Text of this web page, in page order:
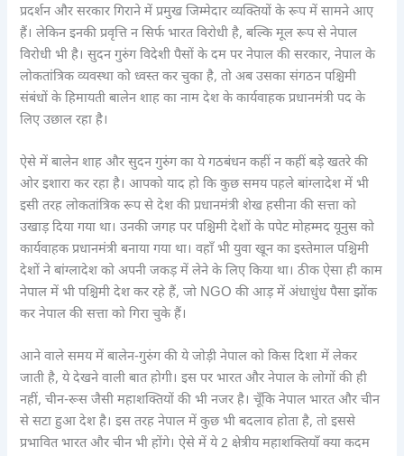
प्रदर्शन और सरकार गिराने में प्रमुख जिम्मेदार व्यक्तियों के रूप में सामने आए
हैं। लेकिन इनकी प्रवृत्ति न सिर्फ भारत विरोधी है, बल्कि मूल रूप से नेपाल
विरोधी भी है। सुदन गुरुंग विदेशी पैसों के दम पर नेपाल की सरकार, नेपाल के
लोकतांत्रिक व्यवस्था को ध्वस्त कर चुका है, तो अब उसका संगठन पश्चिमी
संबंधों के हिमायती बालेन शाह का नाम देश के कार्यवाहक प्रधानमंत्री पद के
लिए उछाल रहा है।
ऐसे में बालेन शाह और सुदन गुरुंग का ये गठबंधन कहीं न कहीं बड़े खतरे की
ओर इशारा कर रहा है। आपको याद हो कि कुछ समय पहले बांग्लादेश में भी
इसी तरह लोकतांत्रिक रूप से देश की प्रधानमंत्री शेख हसीना की सत्ता को
उखाड़ दिया गया था। उनकी जगह पर पश्चिमी देशों के पपेट मोहम्मद यूनुस को
कार्यवाहक प्रधानमंत्री बनाया गया था। वहाँ भी युवा खून का इस्तेमाल पश्चिमी
देशों ने बांग्लादेश को अपनी जकड़ में लेने के लिए किया था। ठीक ऐसा ही काम
नेपाल में भी पश्चिमी देश कर रहे हैं, जो NGO की आड़ में अंधाधुंध पैसा झोंक
कर नेपाल की सत्ता को गिरा चुके हैं।
आने वाले समय में बालेन-गुरुंग की ये जोड़ी नेपाल को किस दिशा में लेकर
जाती है, ये देखने वाली बात होगी। इस पर भारत और नेपाल के लोगों की ही
नहीं, चीन-रूस जैसी महाशक्तियों की भी नजर है। चूँकि नेपाल भारत और चीन
से सटा हुआ देश है। इस तरह नेपाल में कुछ भी बदलाव होता है, तो इससे
प्रभावित भारत और चीन भी होंगे। ऐसे में ये 2 क्षेत्रीय महाशक्तियाँ क्या कदम